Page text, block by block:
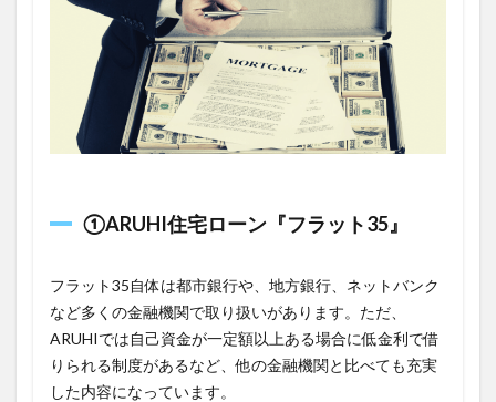
①ARUHI住宅ローン『フラット35』
フラット35自体は都市銀行や、地方銀行、ネットバンク
など多くの金融機関で取り扱いがあります。ただ、
ARUHIでは自己資金が一定額以上ある場合に低金利で借
りられる制度があるなど、他の金融機関と比べても充実
した内容になっています。